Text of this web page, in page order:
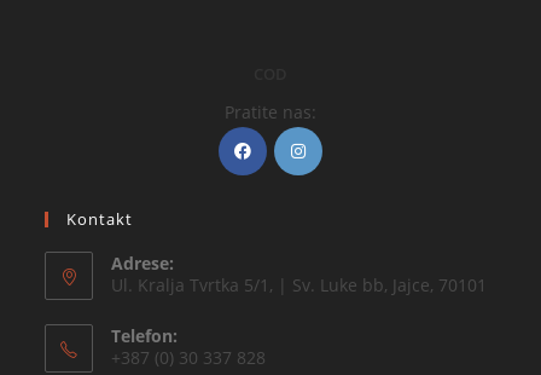
Pratite nas:
Kontakt
Adrese:
Ul. Kralja Tvrtka 5/1, | Sv. Luke bb, Jajce, 70101
Telefon:
+387 (0) 30 337 828